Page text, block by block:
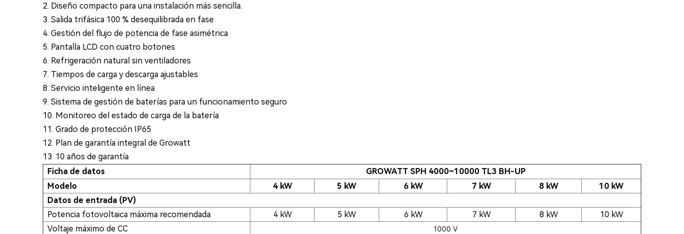
2. Diseño compacto para una instalación más sencilla.
3. Salida trifásica 100 % desequilibrada en fase
4. Gestión del flujo de potencia de fase asimétrica
5. Pantalla LCD con cuatro botones
6. Refrigeración natural sin ventiladores
7. Tiempos de carga y descarga ajustables
8. Servicio inteligente en línea
9. Sistema de gestión de baterías para un funcionamiento seguro
10. Monitoreo del estado de carga de la batería
11. Grado de protección IP65
12. Plan de garantía integral de Growatt
13. 10 años de garantía
Ficha de datos
GROWATT SPH 4000~10000 TL3 BH-UP
Modelo
4 kW 5 kW 6 kW 7 kW 8 kW
10 kW
Datos de entrada (PV)
Potencia fotovoltaica máxima recomendada
4 kW 5 kW 6 kW 7 kW 8 kW
10 kW
Voltaje máximo de CC
1000 V